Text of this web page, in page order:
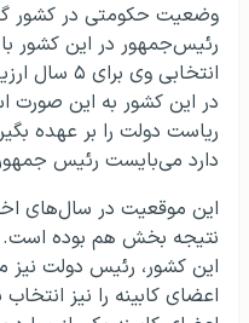
وضعیت حکومتی در کشور
رئیس‌جمهور در این کشور
انتخابی
در این کشور به این صورت
ریاست دولت را بر عهده
دارد می‌بایست رئیس جمهور
این موقعیت در سال‌های
نتیجه بخش هم بوده است.
این کشور، رئیس دولت
اعضای کابینه را نیز